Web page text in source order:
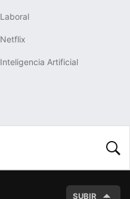
Laboral
Netflix
Inteligencia Artificial
SUBIR